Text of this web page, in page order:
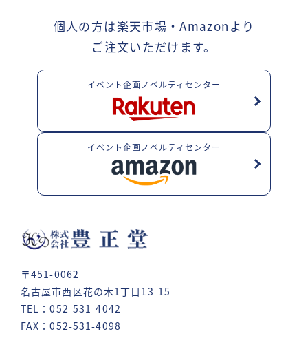
〒451-0062
名古屋市西区花の木1丁目13-15
TEL：052-531-4042
FAX：052-531-4098
個人の方は楽天市場・Amazonより
ご注文いただけます。
イベント企画ノベルティセンター
イベント企画ノベルティセンター